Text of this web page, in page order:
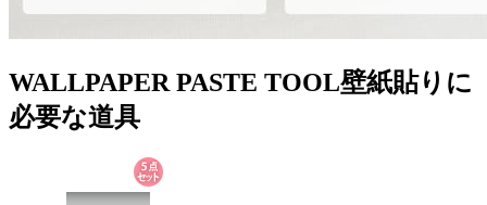
WALLPAPER PASTE TOOL壁紙貼りに
必要な道具